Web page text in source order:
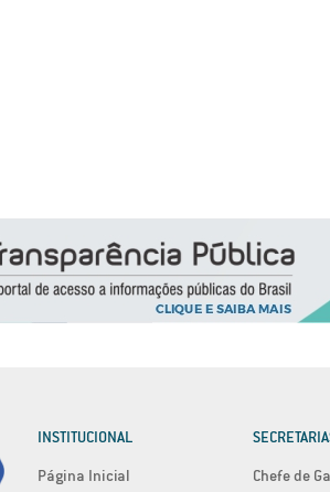
INSTITUCIONAL
Página Inicial
Chefe de